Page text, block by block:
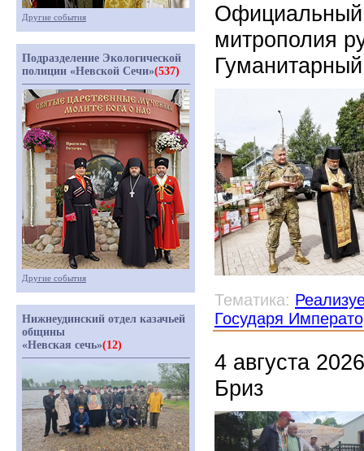
Официальный
митрополия
Тематика:
Государя
4 августа
Бриз
Другие события
Подразделение Экологической
полиции «Невской Сечи»(537)
Другие события
Нижнеудинский отдел казачьей
общины
«Невская сечь»(12)